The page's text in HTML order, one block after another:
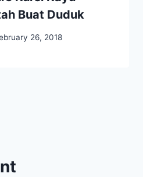
Buat Duduk
26, 2018